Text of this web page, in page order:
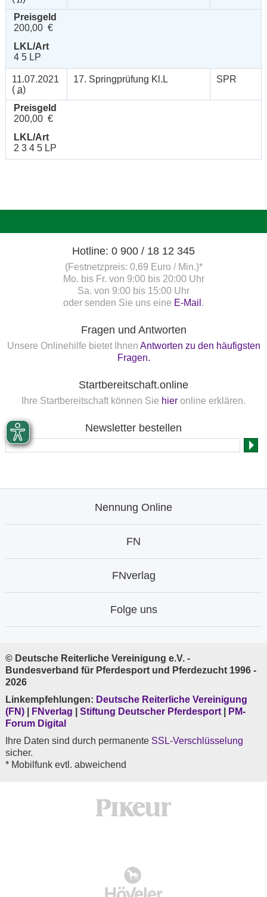
Preisgeld
200,00 €
LKL/Art
4 5 LP
11.07.2021
( a)
17. Springprüfung Kl.L SPR
Preisgeld
200,00 €
LKL/Art
2 3 4 5 LP
Hotline: 0 900 / 18 12 345
(Festnetzpreis: 0,69 Euro / Min.)*
Mo. bis Fr. von 9:00 bis 20:00 Uhr
Sa. von 9:00 bis 15:00 Uhr
oder senden Sie uns eine E-Mail .
Fragen und Antworten
Unsere Onlinehilfe bietet Ihnen Antworten zu den häufigsten
Fragen.
Startbereitschaft.online
Ihre Startbereitschaft können Sie hier online erklären.
Newsletter bestellen
Nennung Online
FN
FNverlag
Folge uns
© Deutsche Reiterliche Vereinigung e.V. -
Bundesverband für Pferdesport und Pferdezucht 1996 -
2026
Linkempfehlungen: Deutsche Reiterliche Vereinigung
(FN)
FNverlag Stiftung Deutscher Pferdesport
PM-
Forum Digital
Ihre Daten sind durch permanente SSL-Verschlüsselung
sicher.
* Mobilfunk evtl. abweichend